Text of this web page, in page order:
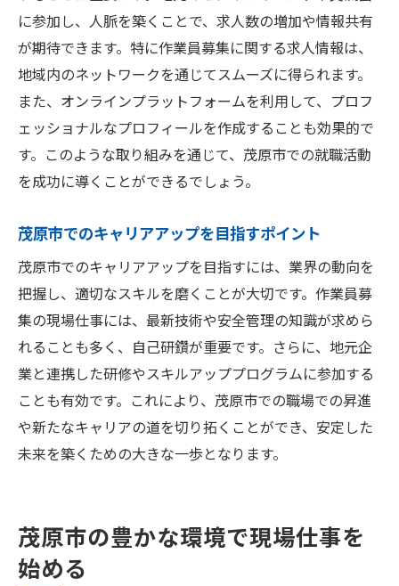
に参加し、人脈を築くことで、求人数の増加や情報共有
が期待できます。特に作業員募集に関する求人情報は、
地域内のネットワークを通じてスムーズに得られます。
また、オンラインプラットフォームを利用して、プロフ
ェッショナルなプロフィールを作成することも効果的で
す。このような取り組みを通じて、茂原市での就職活動
を成功に導くことができるでしょう。
茂原市でのキャリアアップを目指すポイント
茂原市でのキャリアアップを目指すには、業界の動向を
把握し、適切なスキルを磨くことが大切です。作業員募
集の現場仕事には、最新技術や安全管理の知識が求めら
れることも多く、自己研鑽が重要です。さらに、地元企
業と連携した研修やスキルアッププログラムに参加する
ことも有効です。これにより、茂原市での職場での昇進
や新たなキャリアの道を切り拓くことができ、安定した
未来を築くための大きな一歩となります。
茂原市の豊かな環境で現場仕事を
始める